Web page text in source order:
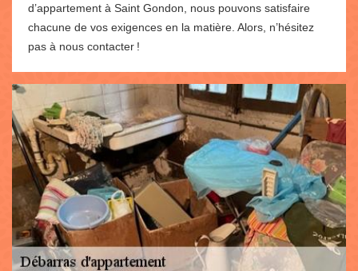
d’appartement à Saint Gondon, nous pouvons satisfaire
chacune de vos exigences en la matière. Alors, n’hésitez
pas à nous contacter !